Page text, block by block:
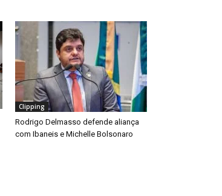
Clipping
Rodrigo Delmasso defende aliança
com Ibaneis e Michelle Bolsonaro